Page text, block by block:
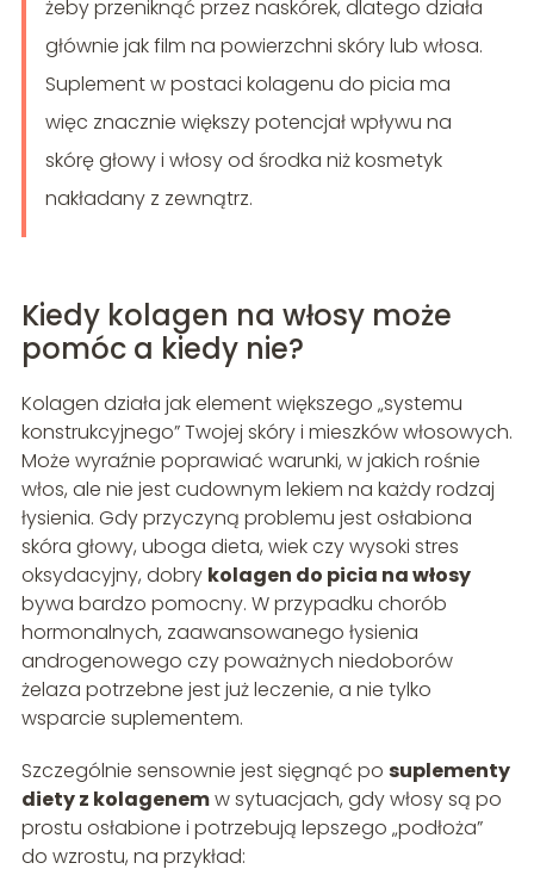
żeby przeniknąć przez naskórek, dlatego działa
głównie jak film na powierzchni skóry lub włosa.
Suplement w postaci kolagenu do picia ma
więc znacznie większy potencjał wpływu na
skórę głowy i włosy od środka niż kosmetyk
nakładany z zewnątrz.
Kiedy kolagen na włosy może
pomóc a kiedy nie?
Kolagen działa jak element większego „systemu
konstrukcyjnego” Twojej skóry i mieszków włosowych.
Może wyraźnie poprawiać warunki, w jakich rośnie
włos, ale nie jest cudownym lekiem na każdy rodzaj
łysienia. Gdy przyczyną problemu jest osłabiona
skóra głowy, uboga dieta, wiek czy wysoki stres
oksydacyjny, dobry kolagen do picia na włosy
bywa bardzo pomocny. W przypadku chorób
hormonalnych, zaawansowanego łysienia
androgenowego czy poważnych niedoborów
żelaza potrzebne jest już leczenie, a nie tylko
wsparcie suplementem.
Szczególnie sensownie jest sięgnąć po suplementy
diety z kolagenemw sytuacjach, gdy włosy są po
prostu osłabione i potrzebują lepszego „podłoża”
do wzrostu, na przykład: